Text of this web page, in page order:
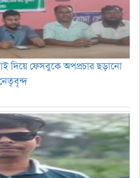
দিয়ে ফেসবুকে অপপ্রচার ছড়ানো